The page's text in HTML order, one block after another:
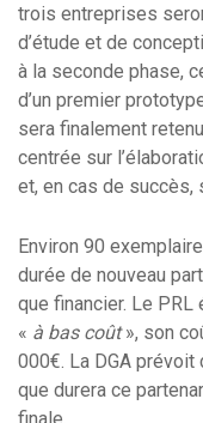
trois entreprises
d’étude et de
à la seconde phase,
d’un premier
sera finalement
centrée sur
et, en cas de succès,
Environ 90
durée de nouveau
que financier. Le
« à bas coût», son
000€. La DGA
que durera ce